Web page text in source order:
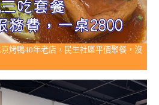
烤鴨40年老店，民生社區平價聚餐，沒